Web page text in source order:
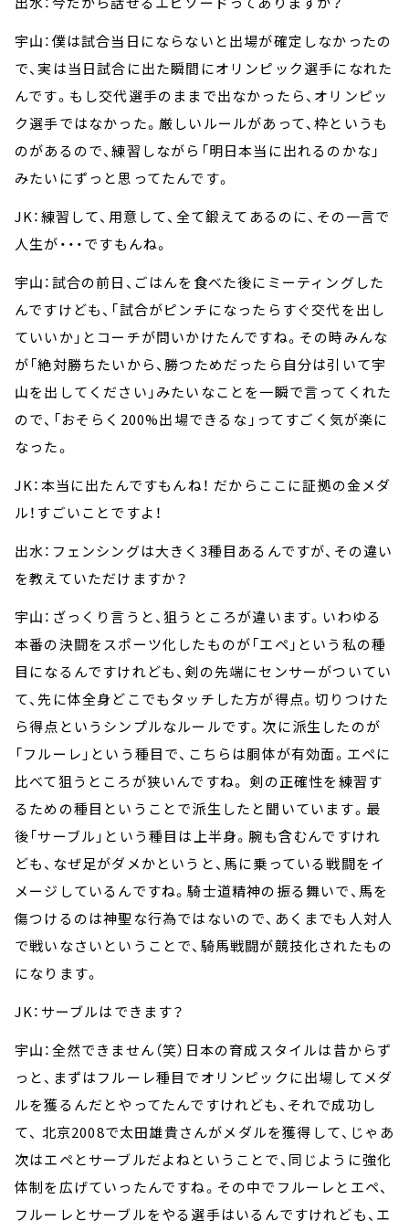
宇山：僕は試合当日にならないと出場が確定しなかったの
で、実は当日試合に出た瞬間にオリンピック選手になれた
んです。もし交代選手のままで出なかったら、オリンピッ
ク選手ではなかった。厳しいルールがあって、枠というも
のがあるので、練習しながら「明日本当に出れるのかな」
みたいにずっと思ってたんです。
JK：練習して、用意して、全て鍛えてあるのに、その一言で
人生が・・・ですもんね。
宇山：試合の前日、ごはんを食べた後にミーティングした
んですけども、「試合がピンチになったらすぐ交代を出し
ていいか」とコーチが問いかけたんですね。その時みんな
が「絶対勝ちたいから、勝つためだったら自分は引いて宇
山を出してください」みたいなことを一瞬で言ってくれた
ので、「おそらく200%出場できるな」ってすごく気が楽に
なった。
JK：本当に出たんですもんね！ だからここに証拠の金メダ
ル！すごいことですよ！
出水：フェンシングは大きく3種目あるんですが、その違い
を教えていただけますか？
宇山：ざっくり言うと、狙うところが違います。いわゆる
本番の決闘をスポーツ化したものが「エペ」という私の種
目になるんですけれども、剣の先端にセンサーがついてい
て、先に体全身どこでもタッチした方が得点。切りつけた
ら得点というシンプルなルールです。次に派生したのが
「フルーレ」という種目で、こちらは胴体が有効面。エペに
比べて狙うところが狭いんですね。 剣の正確性を練習す
るための種目ということで派生したと聞いています。最
後「サーブル」という種目は上半身。腕も含むんですけれ
ども、なぜ足がダメかというと、馬に乗っている戦闘をイ
メージしているんですね。騎士道精神の振る舞いで、馬を
傷つけるのは神聖な行為ではないので、あくまでも人対人
で戦いなさいということで、騎馬戦闘が競技化されたもの
になります。
JK：サーブルはできます？
宇山：全然できません（笑）日本の育成スタイルは昔からず
っと、まずはフルーレ種目でオリンピックに出場してメダ
ルを獲るんだとやってたんですけれども、それで成功し
て、 北京2008で太田雄貴さんがメダルを獲得して、じゃあ
次はエペとサーブルだよねということで、同じように強化
体制を広げていったんですね。その中でフルーレとエペ、
フルーレとサーブルをやる選手はいるんですけれども、エ